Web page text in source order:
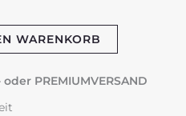
WARENKORB
PREMIUMVERSAND